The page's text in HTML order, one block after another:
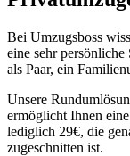
Bei Umzugsboss
eine sehr persönliche
als Paar, ein
Unsere
ermöglicht Ihnen
lediglich 29€, die
zugeschnitten ist.